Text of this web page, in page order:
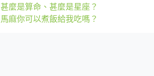
甚麼是算命、甚麼是星座？
馬麻你可以煮飯給我吃嗎？